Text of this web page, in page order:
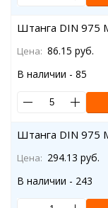
Штанга DIN 975
Цена: 86.15 руб.
В наличии - 85
Штанга DIN 975
Цена: 294.13 руб.
В наличии - 243